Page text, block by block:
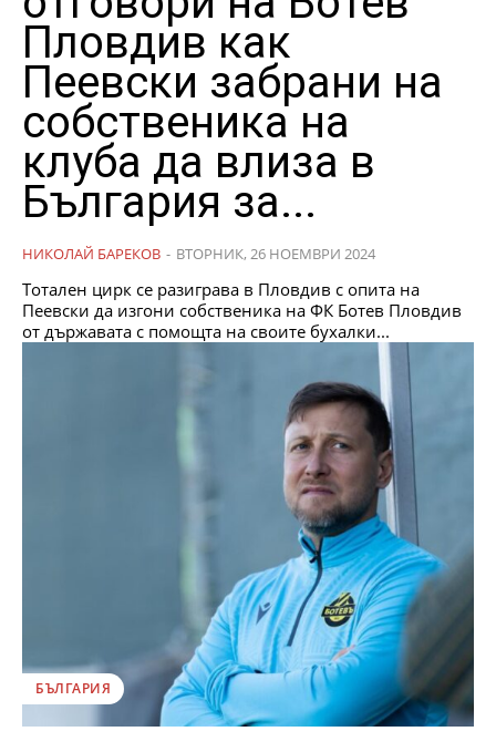
Пловдив как
Пеевски забрани на
собственика на
клуба да влиза в
България за...
НИКОЛАЙ БАРЕКОВ - ВТОРНИК, 26 НОЕМВРИ 2024
Тотален цирк се разиграва в Пловдив с опита на
Пеевски да изгони собственика на ФК Ботев Пловдив
от държавата с помощта на своите бухалки...
БЪЛГАРИЯ